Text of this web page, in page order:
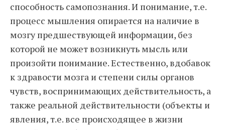
способность самопознания. И понимание, т.е.
процесс мышления опирается на наличие в
мозгу предшествующей информации, без
которой не может возникнуть мысль или
произойти понимание. Естественно, вдобавок
к здравости мозга и степени силы органов
чувств, воспринимающих действительность, а
также реальной действительности (объекты и
явления, т.е. все происходящее в жизни